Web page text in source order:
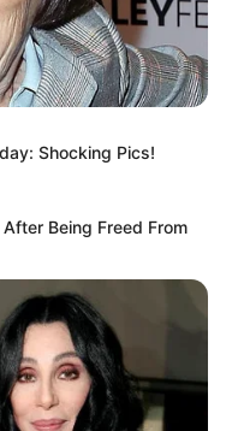
Shocking Pics!
Being Freed From